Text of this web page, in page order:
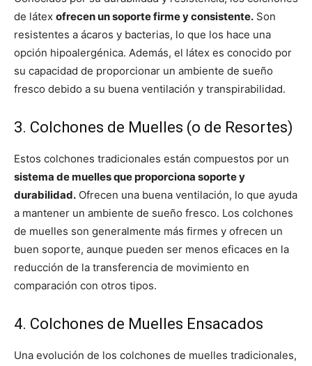
de látex ofrecen un soporte firme y consistente. Son
resistentes a ácaros y bacterias, lo que los hace una
opción hipoalergénica. Además, el látex es conocido por
su capacidad de proporcionar un ambiente de sueño
fresco debido a su buena ventilación y transpirabilidad.
3. Colchones de Muelles (o de Resortes)
Estos colchones tradicionales están compuestos por un
sistema de muelles que proporciona soporte y
durabilidad. Ofrecen una buena ventilación, lo que ayuda
a mantener un ambiente de sueño fresco. Los colchones
de muelles son generalmente más firmes y ofrecen un
buen soporte, aunque pueden ser menos eficaces en la
reducción de la transferencia de movimiento en
comparación con otros tipos.
4. Colchones de Muelles Ensacados
Una evolución de los colchones de muelles tradicionales,